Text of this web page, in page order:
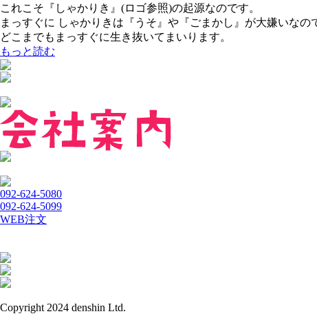
これこそ『しゃかりき』(ロゴ参照)の起源なのです。
まっすぐに しゃかりきは『うそ』や『ごまかし』が大嫌いなの
どこまでもまっすぐに生き抜いてまいります。
もっと読む
092-624-5080
092-624-5099
WEB注文
Copyright 2024 denshin Ltd.